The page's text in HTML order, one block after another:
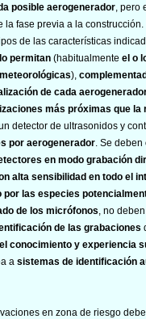
posible aerogenerador ,
la fase previa a la construcción.
de las características
permitan (habitualmente el o
),
de cada
más próximas que la
un detector de ultrasonidos y
por aerogenerador . Se deben
en modo grabación
alta sensibilidad en todo el
por las especies
de los micrófonos , no
de las grabaciones
conocimiento y experiencia
a sistemas de identificación
en zona de riesgo